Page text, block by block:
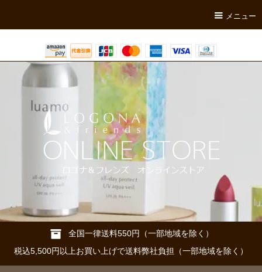
メニュー
全国一律送料550円（一部地域を除く）
税込5,500円以上お買い上げで送料弊社負担（一部地域を除く）